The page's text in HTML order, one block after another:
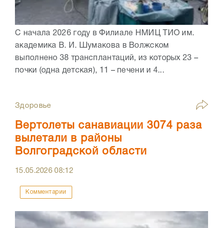
С начала 2026 году в Филиале НМИЦ ТИО им.
академика В. И. Шумакова в Волжском
выполнено 38 трансплантаций, из которых 23 –
почки (одна детская), 11 – печени и 4...
Здоровье
Вертолеты санавиации 3074 раза
вылетали в районы
Волгоградской области
15.05.202608:12
Комментарии